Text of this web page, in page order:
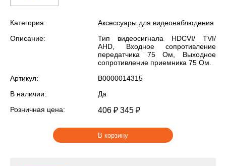
Категория:
Аксессуары для видеонаблюдения
Описание:
Тип видеосигнала HDCVI/ TVI/
AHD, Входное сопротивление
передатчика 75 Ом, Выходное
сопротивление приемника 75 Ом.
Артикул:
В0000014315
В наличии:
Да
Розничная цена:
406 ₽ 345 ₽
В корзину